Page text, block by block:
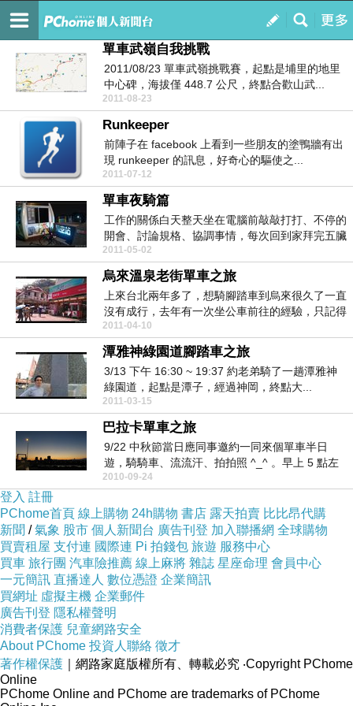
我的
訂閱
布魯斯先生的新聞台
單車武嶺自我挑戰
2011/08/23 單車武嶺挑戰賽，起點是埔里的地里
中心碑，海拔僅 448.7 公尺，終點合歡山武...
2011-08-23
Runkeeper
前陣子在 facebook 上看到一些朋友的塗鴨牆有出
現 runkeeper 的訊息，好奇心的驅使之...
2011-07-12
單車夜騎篇
工作的關係白天整天坐在電腦前敲敲打打、不停的
開會、討論規格、協調事情，每次回到家拜完五臟
廟後都會累到...
2011-05-02
烏來溫泉老街單車之旅
上來台北兩年多了，想騎腳踏車到烏來很久了一直
沒有成行，去年有一次坐公車前往的經驗，只記得
彎來彎去的，...
2011-04-10
潭雅神綠園道腳踏車之旅
3/13 下午 16:30 ~ 19:37 約老弟騎了一趟潭雅神
綠園道，起點是潭子，經過神岡，終點大...
2011-03-15
巴拉卡單車之旅
9/22 中秋節當日應同事邀約一同來個單車半日
遊，騎騎車、流流汗、拍拍照 ^_^ 。早上 5 點左
右...
2010-09-24
登入 註冊
PChome首頁 線上購物 24h購物 書店 露天拍賣 比比昂代購
新聞 /氣象 股市 個人新聞台 廣告刊登 加入聯播網 全球購物
買賣租屋 支付連 國際連 Pi 拍錢包 旅遊 服務中心
買車 旅行團 汽車險推薦 線上麻將 雜誌 星座命理 會員中心
一元簡訊 直播達人 數位憑證 企業簡訊
買網址 虛擬主機 企業郵件
廣告刊登 隱私權聲明
消費者保護 兒童網路安全
About PChome 投資人聯絡 徵才
著作權保護 ｜網路家庭版權所有、轉載必究 ‧Copyright PChome
Online
PChome Online and PChome are trademarks of PChome